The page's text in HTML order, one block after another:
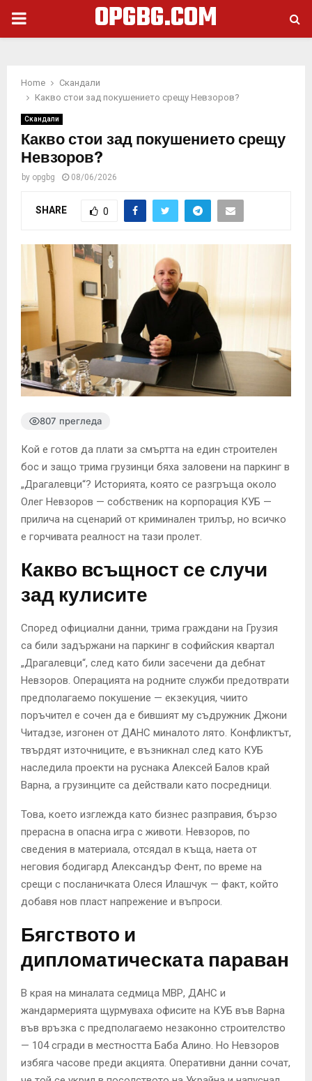
PRIMARY
OPGBG.COM
Home
Скандали
Какво стои зад покушението срещу Невзоров?
Скандали
Какво стои зад покушението срещу
Невзоров?
by opgbg 08/06/2026
SHARE 0
807 прегледа
Кой е готов да плати за смъртта на един строителен
бос и защо трима грузинци бяха заловени на паркинг в
„Драгалевци“? Историята, която се разгръща около
Олег Невзоров — собственик на корпорация КУБ —
прилича на сценарий от криминален трилър, но всичко
е горчивата реалност на тази пролет.
Какво всъщност се случи
зад кулисите
Според официални данни, трима граждани на Грузия
са били задържани на паркинг в софийския квартал
„Драгалевци“, след като били засечени да дебнат
Невзоров. Операцията на родните служби предотврати
предполагаемо покушение — екзекуция, чиито
поръчител е сочен да е бившият му съдружник Джони
Читадзе, изгонен от ДАНС миналото лято. Конфликтът,
твърдят източниците, е възникнал след като КУБ
наследила проекти на руснака Алексей Балов край
Варна, а грузинците са действали като посредници.
Това, което изглежда като бизнес разправия, бързо
прерасна в опасна игра с животи. Невзоров, по
сведения в материала, отсядал в къща, наета от
неговия бодигард Александър Фент, по време на
срещи с посланичката Олеся Илашчук — факт, който
добавя нов пласт напрежение и въпроси.
Бягството и
дипломатическата параван
В края на миналата седмица МВР, ДАНС и
жандармерията щурмуваха офисите на КУБ във Варна
във връзка с предполагаемо незаконно строителство
— 104 сгради в местността Баба Алино. Но Невзоров
избяга часове преди акцията. Оперативни данни сочат,